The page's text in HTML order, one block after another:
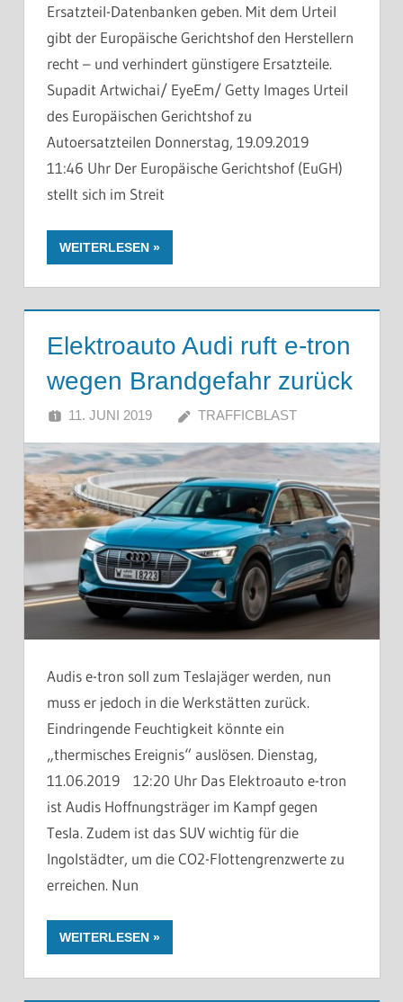
Ersatzteil-Datenbanken geben. Mit dem Urteil
gibt der Europäische Gerichtshof den Herstellern
recht – und verhindert günstigere Ersatzteile.
Supadit Artwichai/ EyeEm/ Getty Images Urteil
des Europäischen Gerichtshof zu
Autoersatzteilen Donnerstag, 19.09.2019
11:46 Uhr Der Europäische Gerichtshof (EuGH)
stellt sich im Streit
WEITERLESEN
Elektroauto Audi ruft e-tron
wegen Brandgefahr zurück
11. JUNI 2019 TRAFFICBLAST
Audis e-tron soll zum Teslajäger werden, nun
muss er jedoch in die Werkstätten zurück.
Eindringende Feuchtigkeit könnte ein
„thermisches Ereignis“ auslösen. Dienstag,
11.06.2019 12:20 Uhr Das Elektroauto e-tron
ist Audis Hoffnungsträger im Kampf gegen
Tesla. Zudem ist das SUV wichtig für die
Ingolstädter, um die CO2-Flottengrenzwerte zu
erreichen. Nun
WEITERLESEN